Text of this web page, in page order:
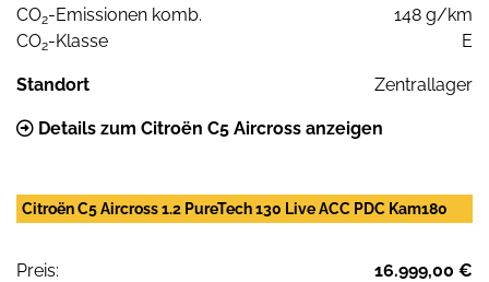
CO2-Emissionen komb.
148 g/km
CO2-Klasse E
Standort Zentrallager
Details zum Citroën C5 Aircross anzeigen
Citroën C5 Aircross 1.2 PureTech 130 Live ACC PDC Kam180
Preis:
16.999,00 €